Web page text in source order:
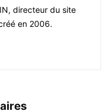
directeur du site
en 2006.